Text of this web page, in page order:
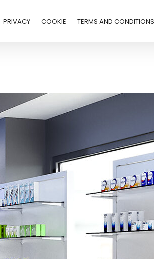
PRIVACY COOKIE TERMS AND CONDITIONS